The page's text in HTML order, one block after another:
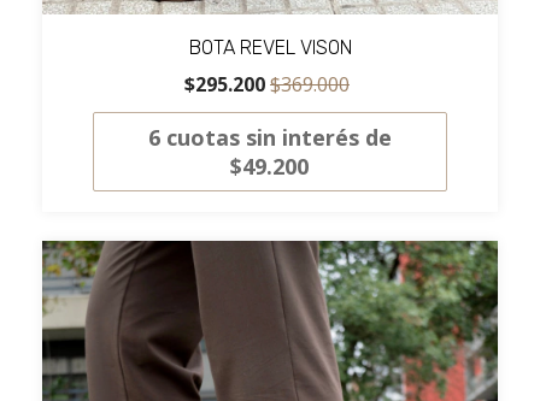
BOTA REVEL VISON
$295.200$369.000
6 cuotas sin interés de
$49.200